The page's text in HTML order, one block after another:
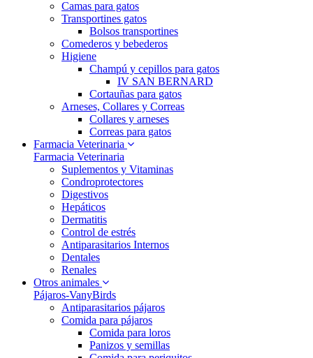
Camas para gatos
Transportines gatos
Bolsos transportines
Comederos y bebederos
Higiene
Champú y cepillos para gatos
IV SAN BERNARD
Cortauñas para gatos
Arneses, Collares y Correas
Collares y arneses
Correas para gatos
Farmacia Veterinaria
Farmacia Veterinaria
Suplementos y Vitaminas
Condroprotectores
Digestivos
Hepáticos
Dermatitis
Control de estrés
Antiparasitarios Internos
Dentales
Renales
Otros animales
Pájaros-VanyBirds
Antiparasitarios pájaros
Comida para pájaros
Comida para loros
Panizos y semillas